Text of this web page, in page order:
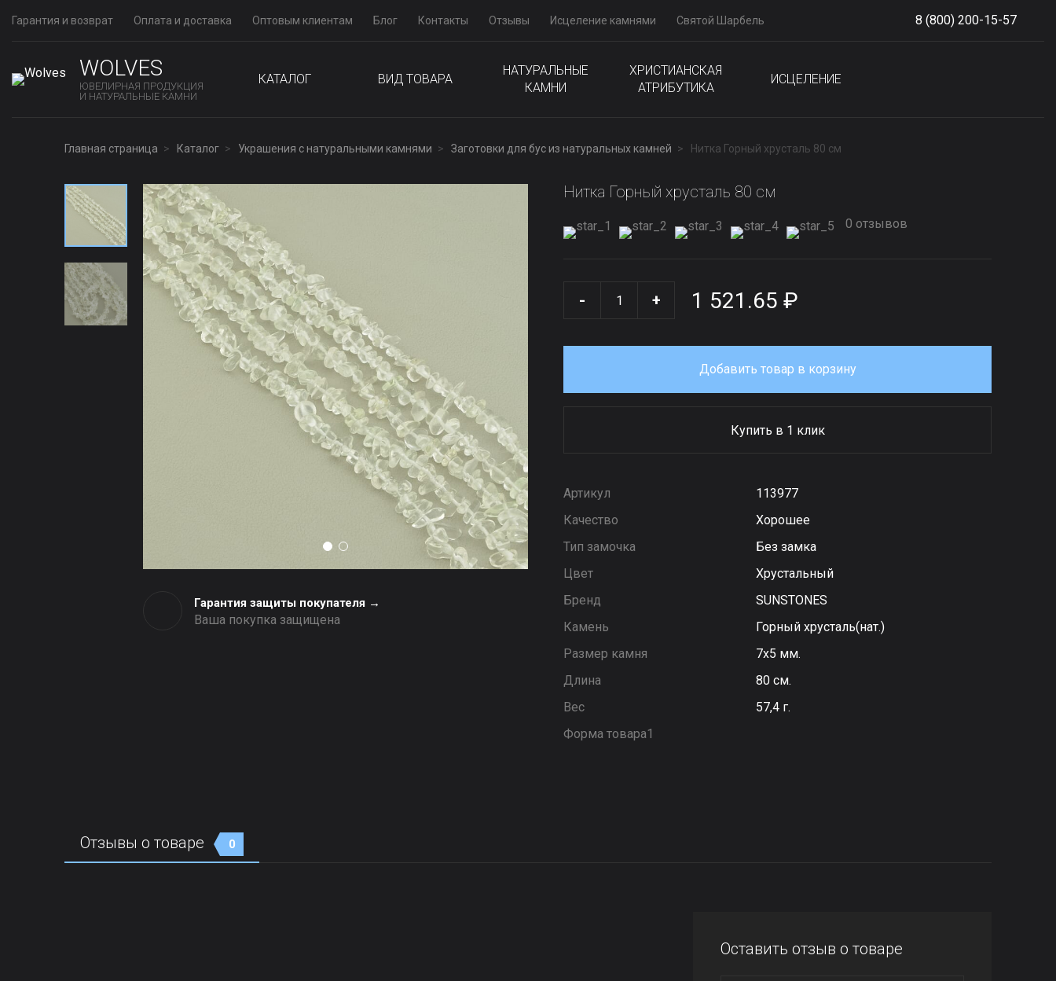
Гарантия и возврат Оплата и доставка Оптовым клиентам Блог Контакты Отзывы Исцеление камнями Святой Шарбель 8 (800) 200-15-57
WOLVES
ЮВЕЛИРНАЯ ПРОДУКЦИЯ
И НАТУРАЛЬНЫЕ КАМНИ
КАТАЛОГ ВИД ТОВАРА
НАТУРАЛЬНЫЕ
КАМНИ
ХРИСТИАНСКАЯ
АТРИБУТИКА
ИСЦЕЛЕНИЕ
Главная страница Каталог Украшения с натуральными камнями Заготовки для бус из натуральных камней Нитка Горный хрусталь 80 см
Гарантия защиты покупателя →
Ваша покупка защищена
Нитка Горный хрусталь 80 см
0 отзывов
- + 1 521.65 ₽
Добавить товар в корзину
Купить в 1 клик
Артикул
113977
Качество
Хорошее
Тип замочка
Без замка
Цвет
Хрустальный
Бренд
SUNSTONES
Камень
Горный хрусталь(нат.)
Размер камня
7х5 мм.
Длина
80 см.
Вес
57,4 г.
Форма товара1
Отзывы о товаре 0
Оставить отзыв о товаре